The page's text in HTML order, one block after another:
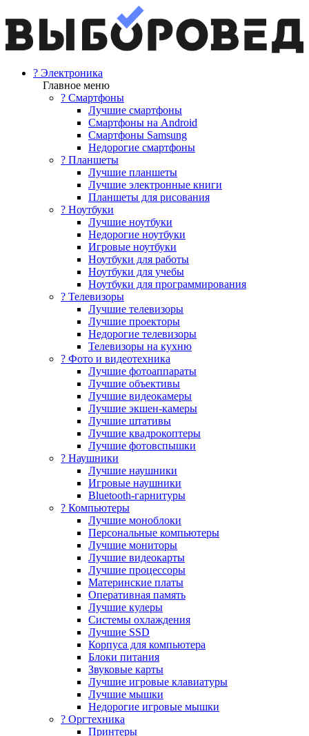
? Электроника
Главное меню
? Смартфоны
Лучшие смартфоны
Смартфоны на Android
Смартфоны Samsung
Недорогие смартфоны
? Планшеты
Лучшие планшеты
Лучшие электронные книги
Планшеты для рисования
? Ноутбуки
Лучшие ноутбуки
Недорогие ноутбуки
Игровые ноутбуки
Ноутбуки для работы
Ноутбуки для учебы
Ноутбуки для программирования
? Телевизоры
Лучшие телевизоры
Лучшие проекторы
Недорогие телевизоры
Телевизоры на кухню
? Фото и видеотехника
Лучшие фотоаппараты
Лучшие объективы
Лучшие видеокамеры
Лучшие экшен-камеры
Лучшие штативы
Лучшие квадрокоптеры
Лучшие фотовспышки
? Наушники
Лучшие наушники
Игровые наушники
Bluetooth-гарнитуры
?️ Компьютеры
Лучшие моноблоки
Персональные компьютеры
Лучшие мониторы
Лучшие видеокарты
Лучшие процессоры
Материнские платы
Оперативная память
Лучшие кулеры
Системы охлаждения
Лучшие SSD
Корпуса для компьютера
Блоки питания
Звуковые карты
Лучшие игровые клавиатуры
Лучшие мышки
Недорогие игровые мышки
?️ Оргтехника
Принтеры